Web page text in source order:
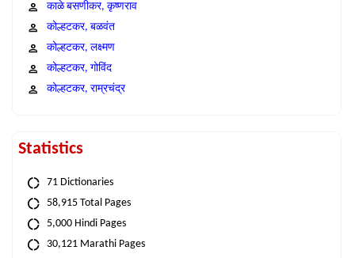
काळे बसणीकर, कृष्णराव
कोल्हटकर, बळवंत
कोल्हटकर, लक्ष्मण
कोल्हटकर, गोविंद
कोल्हटकर, राम्रचंद्र
Statistics
71 Dictionaries
58,915 Total Pages
5,000 Hindi Pages
30,121 Marathi Pages